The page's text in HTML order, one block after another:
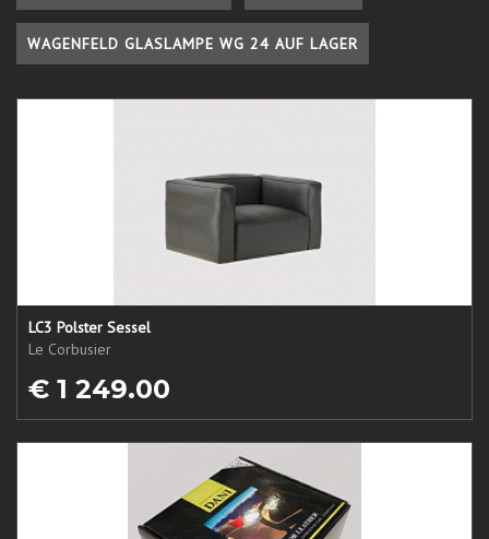
WAGENFELD GLASLAMPE WG 24 AUF LAGER
LC3 Polster Sessel
Le Corbusier
€ 1 249.00